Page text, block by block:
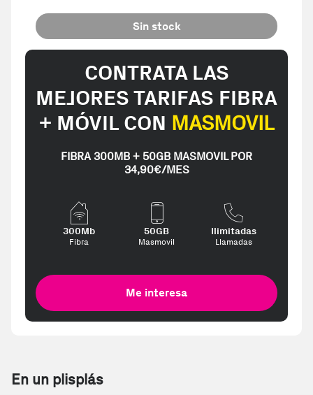
Sin stock
CONTRATA LAS
MEJORES TARIFAS FIBRA
+ MÓVIL CON MASMOVIL
FIBRA 300MB + 50GB MASMOVIL POR
34,90€/MES
300Mb
Fibra
50GB
Masmovil
Ilimitadas
Llamadas
Me interesa
En un plisplás